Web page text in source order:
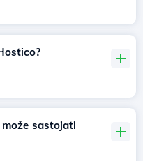
sastojati